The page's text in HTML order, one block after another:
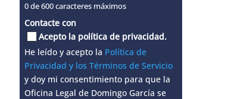
0 de 600 caracteres máximos
Contacte con
Acepto la política de privacidad.
He leído y acepto la Política de
Privacidad y los Términos de Servicio
y doy mi consentimiento para que la
Oficina Legal de Domingo García se